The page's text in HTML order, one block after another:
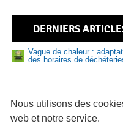
DERNIERS
Vague de chaleur :
des horaires de
nautiques : adoptez les
81 logements abordables
Nous utilisons des
web et notre service.